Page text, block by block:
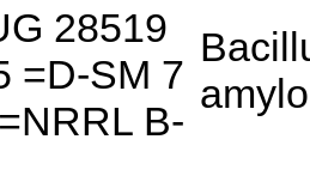
28519
=D-SM 7
B-